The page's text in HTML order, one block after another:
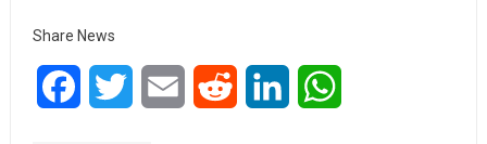
Share News
FacebookTwitter Email Reddit LinkedIn